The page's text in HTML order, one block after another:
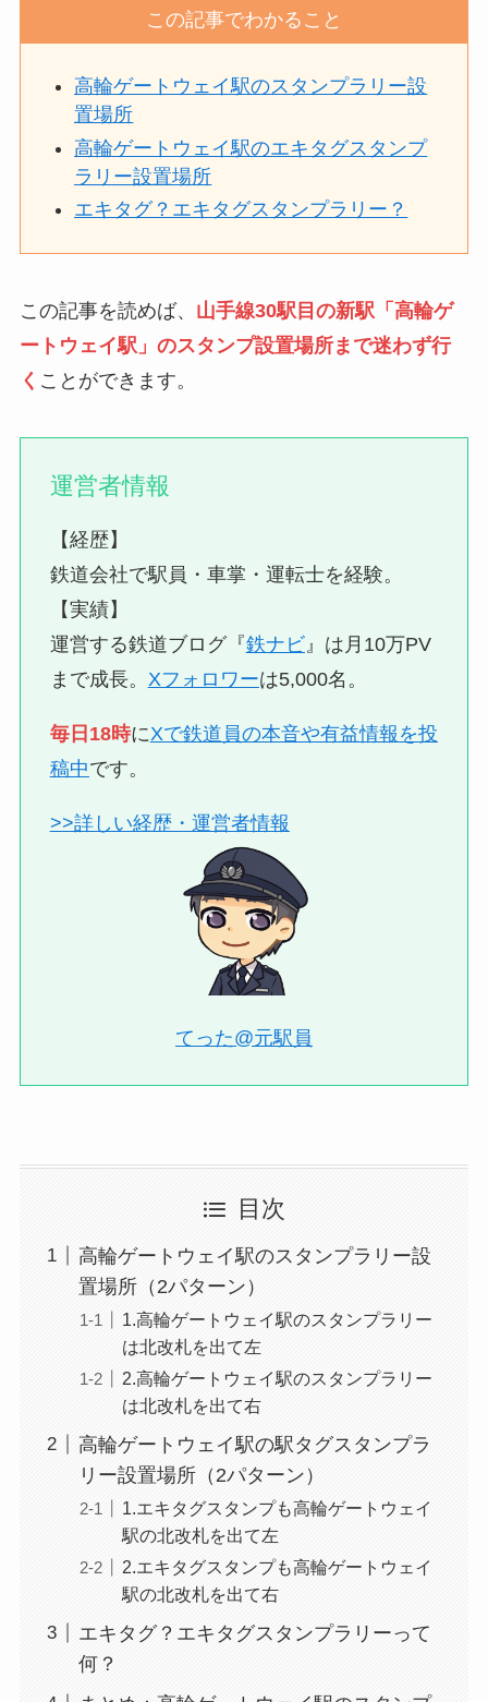
この記事でわかること
高輪ゲートウェイ駅のスタンプラリー設
置場所
高輪ゲートウェイ駅のエキタグスタンプ
ラリー設置場所
エキタグ？エキタグスタンプラリー？
この記事を読めば、 山手線30駅目の新駅「高輪ゲ
ートウェイ駅」のスタンプ設置場所まで迷わず行
く ことができます。
運営者情報
【経歴】
鉄道会社で駅員・車掌・運転士を経験。
【実績】
運営する鉄道ブログ『鉄ナビ』は月10万PV
まで成長。 Xフォロワーは5,000名。
毎日18時にXで鉄道員の本音や有益情報を投
稿中です。
>>詳しい経歴・運営者情報
てった@元駅員
目次
高輪ゲートウェイ駅のスタンプラリー設
置場所（2パターン）
1.高輪ゲートウェイ駅のスタンプラリー
は北改札を出て左
2.高輪ゲートウェイ駅のスタンプラリー
は北改札を出て右
高輪ゲートウェイ駅の駅タグスタンプラ
リー設置場所（2パターン）
1.エキタグスタンプも高輪ゲートウェイ
駅の北改札を出て左
2.エキタグスタンプも高輪ゲートウェイ
駅の北改札を出て右
エキタグ？エキタグスタンプラリーって
何？